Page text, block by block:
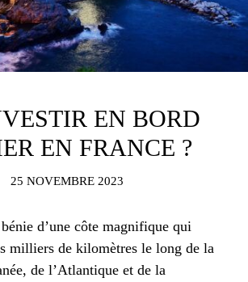
EN BORD
EN FRANCE ?
25 NOVEMBRE 2023
d’une côte magnifique qui
milliers de kilomètres le long de la
de l’Atlantique et de la